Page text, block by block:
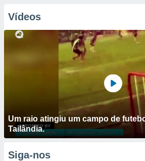
Vídeos
Um raio atingiu um campo de
Tailândia.
Siga-nos